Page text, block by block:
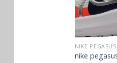
NIKE
nike